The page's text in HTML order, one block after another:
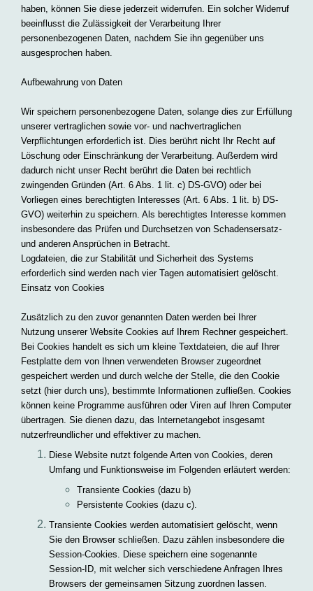
haben, können Sie diese jederzeit widerrufen. Ein solcher Widerruf
beeinflusst die Zulässigkeit der Verarbeitung Ihrer
personenbezogenen Daten, nachdem Sie ihn gegenüber uns
ausgesprochen haben.
Aufbewahrung von Daten
Wir speichern personenbezogene Daten, solange dies zur Erfüllung
unserer vertraglichen sowie vor- und nachvertraglichen
Verpflichtungen erforderlich ist. Dies berührt nicht Ihr Recht auf
Löschung oder Einschränkung der Verarbeitung. Außerdem wird
dadurch nicht unser Recht berührt die Daten bei rechtlich
zwingenden Gründen (Art. 6 Abs. 1 lit. c) DS-GVO) oder bei
Vorliegen eines berechtigten Interesses (Art. 6 Abs. 1 lit. b) DS-
GVO) weiterhin zu speichern. Als berechtigtes Interesse kommen
insbesondere das Prüfen und Durchsetzen von Schadensersatz-
und anderen Ansprüchen in Betracht.
Logdateien, die zur Stabilität und Sicherheit des Systems
erforderlich sind werden nach vier Tagen automatisiert gelöscht.
Einsatz von Cookies
Zusätzlich zu den zuvor genannten Daten werden bei Ihrer
Nutzung unserer Website Cookies auf Ihrem Rechner gespeichert.
Bei Cookies handelt es sich um kleine Textdateien, die auf Ihrer
Festplatte dem von Ihnen verwendeten Browser zugeordnet
gespeichert werden und durch welche der Stelle, die den Cookie
setzt (hier durch uns), bestimmte Informationen zufließen. Cookies
können keine Programme ausführen oder Viren auf Ihren Computer
übertragen. Sie dienen dazu, das Internetangebot insgesamt
nutzerfreundlicher und effektiver zu machen.
Diese Website nutzt folgende Arten von Cookies, deren
Umfang und Funktionsweise im Folgenden erläutert werden:
Transiente Cookies (dazu b)
Persistente Cookies (dazu c).
Transiente Cookies werden automatisiert gelöscht, wenn
Sie den Browser schließen. Dazu zählen insbesondere die
Session-Cookies. Diese speichern eine sogenannte
Session-ID, mit welcher sich verschiedene Anfragen Ihres
Browsers der gemeinsamen Sitzung zuordnen lassen.